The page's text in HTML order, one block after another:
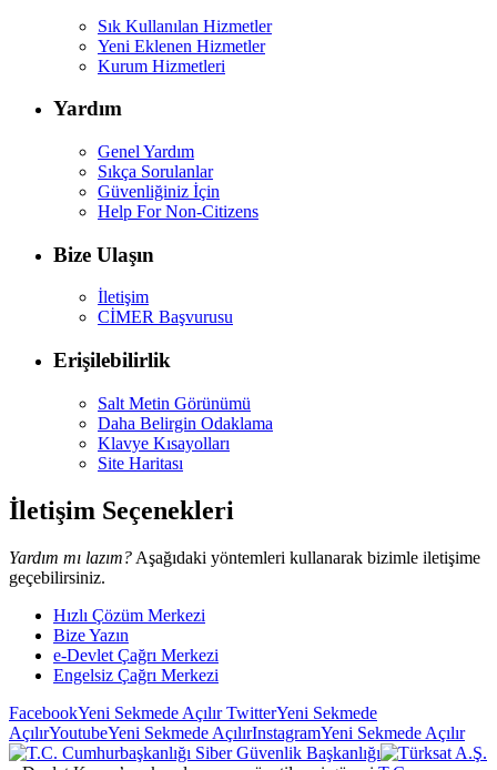
Sık Kullanılan Hizmetler
Yeni Eklenen Hizmetler
Kurum Hizmetleri
Yardım
Genel Yardım
Sıkça Sorulanlar
Güvenliğiniz İçin
Help For Non-Citizens
Bize Ulaşın
İletişim
CİMER Başvurusu
Erişilebilirlik
Salt Metin Görünümü
Daha Belirgin Odaklama
Klavye Kısayolları
Site Haritası
İletişim Seçenekleri
Yardım mı lazım? Aşağıdaki yöntemleri kullanarak bizimle iletişime
geçebilirsiniz.
Hızlı Çözüm Merkezi
Bize Yazın
e-Devlet Çağrı Merkezi
Engelsiz Çağrı Merkezi
FacebookYeni Sekmede AçılırTwitterYeni Sekmede
AçılırYoutubeYeni Sekmede AçılırInstagramYeni Sekmede Açılır